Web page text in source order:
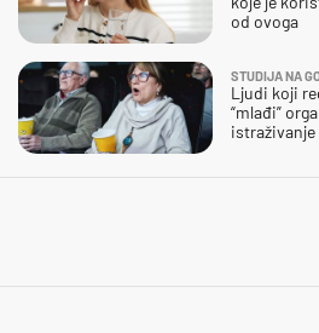
od ovoga
STUDIJA NA
Ljudi koji
“mlađi”
istraživanje